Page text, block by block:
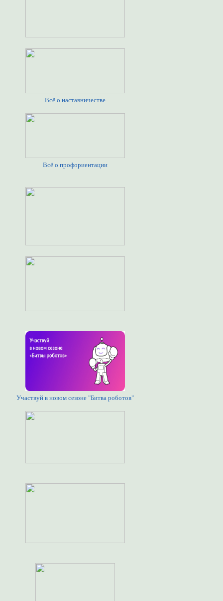
Всё о наставничестве
Всё о профориентации
Участвуй в новом сезоне "Битва роботов"